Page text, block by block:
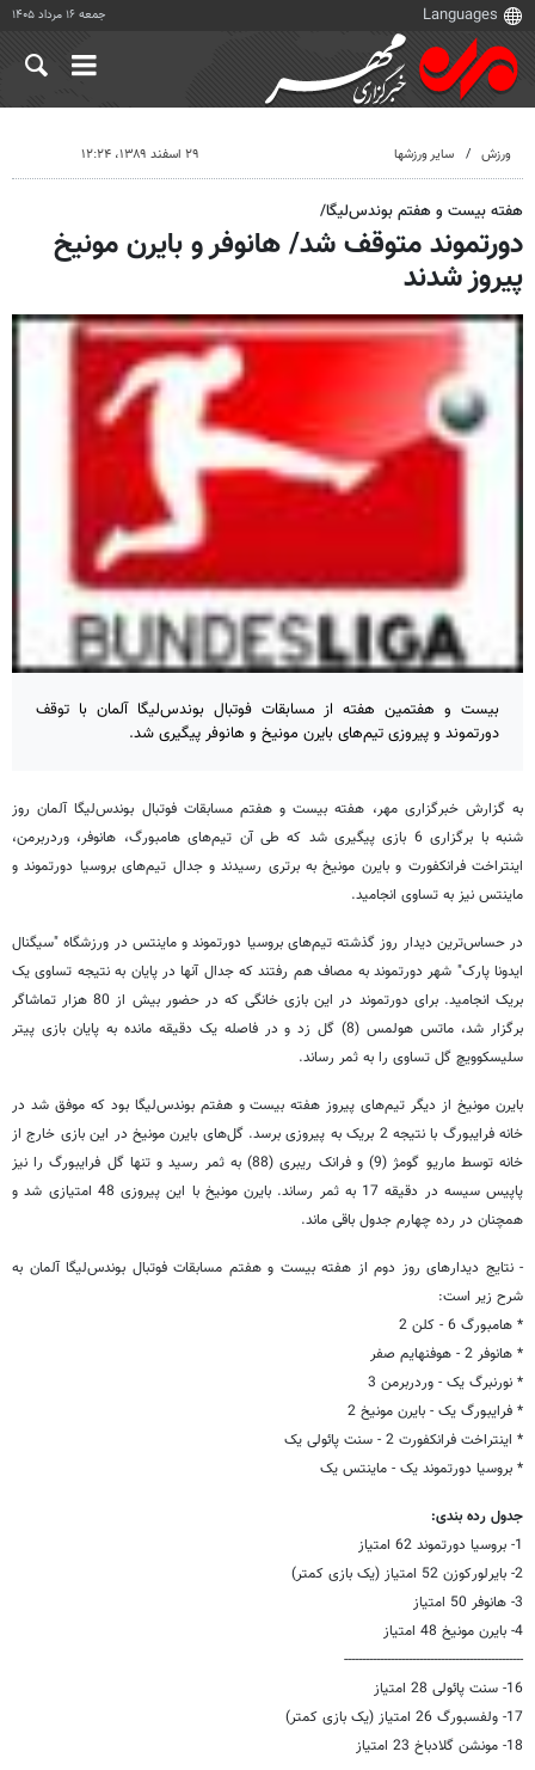
جمعه ۱۶ مرداد ۱۴۰۵
ورزش سایر ورزشها ۲۹ اسفند ۱۳۸۹، ۱۲:۲۴
هفته بیست و هفتم بوندس‌لیگا/
دورتموند متوقف شد/ هانوفر و بایرن مونیخ
پیروز شدند
بیست و هفتمین هفته از مسابقات فوتبال بوندس‌لیگا آلمان با توقف
دورتموند و پیروزی تیم‌های بایرن مونیخ و هانوفر پیگیری شد.
به گزارش خبرگزاری مهر، هفته بیست و هفتم مسابقات فوتبال بوندس‌لیگا آلمان روز
شنبه با برگزاری 6 بازی پیگیری شد که طی آن تیم‌های هامبورگ، هانوفر، وردربرمن،
اینتراخت فرانکفورت و بایرن مونیخ به برتری رسیدند و جدال تیم‌های بروسیا دورتموند و
ماینتس نیز به تساوی انجامید.
در حساس‌ترین دیدار روز گذشته تیم‌های بروسیا دورتموند و ماینتس در ورزشگاه "سیگنال
ایدونا پارک" شهر دورتموند به مصاف هم رفتند که جدال آنها در پایان به نتیجه تساوی یک
بریک انجامید. برای دورتموند در این بازی خانگی که در حضور بیش از 80 هزار تماشاگر
برگزار شد، ماتس هولمس (8) گل زد و در فاصله یک دقیقه مانده به پایان بازی پیتر
سلیسکوویچ گل تساوی را به ثمر رساند.
بایرن مونیخ از دیگر تیم‌های پیروز هفته بیست و هفتم بوندس‌لیگا بود که موفق شد در
خانه فرایبورگ با نتیجه 2 بریک به پیروزی برسد. گل‌های بایرن مونیخ در این بازی خارج از
خانه توسط ماریو گومژ (9) و فرانک ریبری (88) به ثمر رسید و تنها گل فرایبورگ را نیز
پاپیس سیسه در دقیقه 17 به ثمر رساند. بایرن مونیخ با این پیروزی 48 امتیازی شد و
همچنان در رده چهارم جدول باقی ماند.
- نتایج دیدارهای روز دوم از هفته بیست و هفتم مسابقات فوتبال بوندس‌لیگا آلمان به
شرح زیر است:
* هامبورگ 6 - کلن 2
* هانوفر 2 - هوفنهایم صفر
* نورنبرگ یک - وردربرمن 3
* فرایبورگ یک - بایرن مونیخ 2
* اینتراخت فرانکفورت 2 - سنت پائولی یک
* بروسیا دورتموند یک - ماینتس یک
جدول رده بندی:
1- بروسیا دورتموند 62 امتیاز
2- بایرلورکوزن 52 امتیاز (یک بازی کمتر)
3- هانوفر 50 امتیاز
4- بایرن مونیخ 48 امتیاز
--------------------------------------------------
16- سنت پائولی 28 امتیاز
17- ولفسبورگ 26 امتیاز (یک بازی کمتر)
18- مونشن گلادباخ 23 امتیاز